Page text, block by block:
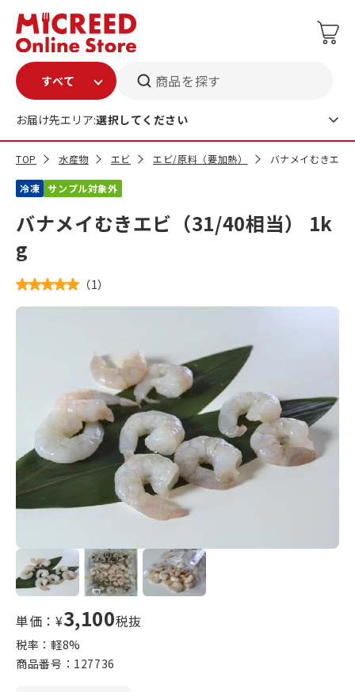
商品を探す
お届け先エリア:選択してください
TOP 水産物 エビ エビ/原料（要加熱） バナメイむきエ
冷凍 サンプル対象外
バナメイむきエビ（31/40相当） 1k
g
（1）
単価：¥3,100税抜
税率：軽8%
商品番号： 127736